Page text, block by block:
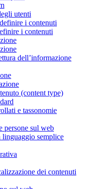
utenti
i contenuti
i contenuti
dell’informazione
(content type)
e tassonomie
persone sul web
semplice
dei contenuti